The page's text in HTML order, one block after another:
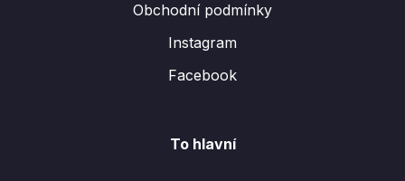
Obchodní podmínky
Instagram
Facebook
To hlavní